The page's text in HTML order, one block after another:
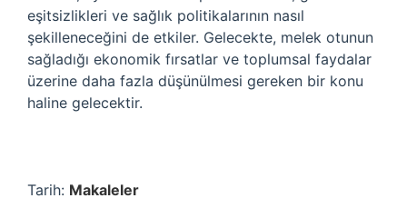
eşitsizlikleri ve sağlık politikalarının nasıl
şekilleneceğini de etkiler. Gelecekte, melek otunun
sağladığı ekonomik fırsatlar ve toplumsal faydalar
üzerine daha fazla düşünülmesi gereken bir konu
haline gelecektir.
Tarih: Makaleler